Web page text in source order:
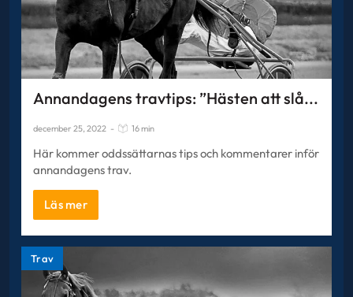
Annandagens travtips: ”Hästen att slå...
december 25, 2022 - 16 min
Här kommer oddssättarnas tips och kommentarer inför
annandagens trav.
Läs mer
Trav